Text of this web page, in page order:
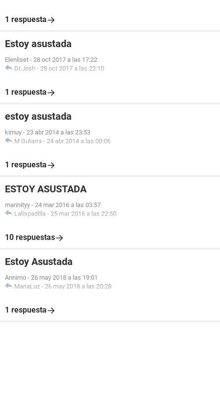
1 respuesta
Estoy asustada
Elenliset - 28 oct 2017 a las 17:22
Dr.Josh - 28 oct 2017 a las 22:10
1 respuesta
estoy asustada
kimuy - 23 abr 2014 a las 23:53
M Gutarra - 24 abr 2014 a las 00:06
1 respuesta
ESTOY ASUSTADA
marinityy - 24 mar 2016 a las 03:57
Lalispadilla - 25 mar 2016 a las 22:50
10 respuestas
Estoy Asustada
Annimo - 26 may 2018 a las 19:01
MariaLuz - 26 may 2018 a las 20:28
1 respuesta